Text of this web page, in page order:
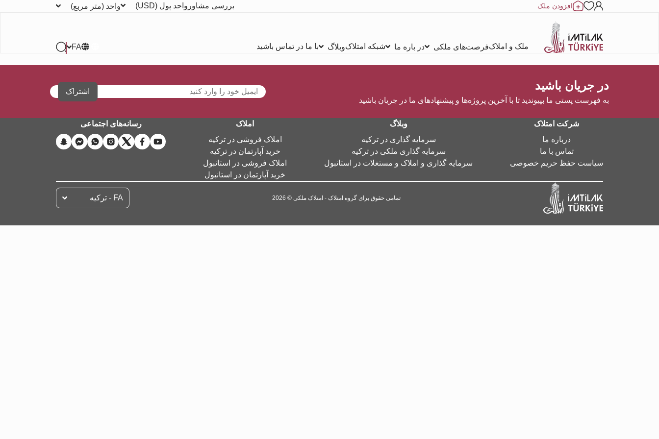
افزودن ملک بررسی مشاور واحد پول (USD) واحد (متر مربع)
ملک و املاکفرصت‌های ملکی در باره ما شبکه امتلاکوبلاگ با ما در تماس باشید FA
در جریان باشید
به فهرست پستی ما بپیوندید تا با آخرین پروژه‌ها و پیشنهادهای ما در جریان باشید
اشتراک
شرکت امتلاک
درباره ما
تماس با ما
سیاست حفظ حریم خصوصی
وبلاگ
سرمایه گذاری در ترکیه
سرمایه گذاری ملکی در ترکیه
سرمایه گذاری و املاک و مستغلات در استانبول
املاک
املاک فروشی در ترکیه
خرید آپارتمان در ترکیه
املاک فروشی در استانبول
خرید آپارتمان در استانبول
رسانه‌های اجتماعی
تمامی حقوق برای گروه امتلاک - امتلاک ملکی © 2026 FA - تركيه